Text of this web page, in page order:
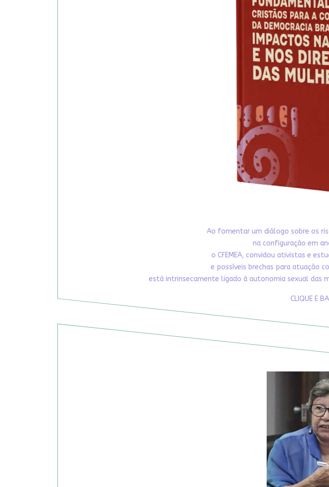
Ao fomentar um diálogo sobre os
na configuração em
o CFEMEA, convidou ativistas e
e possíveis brechas para atuação
está intrinsecamente ligado à autonomia sexual das
CLIQUE E